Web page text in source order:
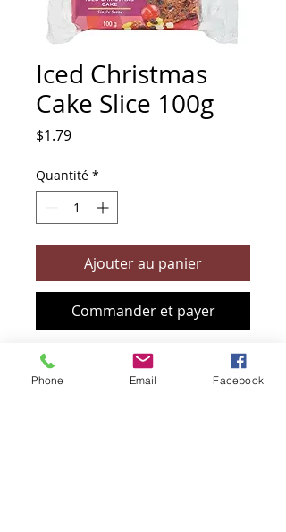
Iced Christmas
Cake Slice 100g
$1.79Prix
Quantité *
Ajouter au panier
Commander et payer
Phone Email Facebook